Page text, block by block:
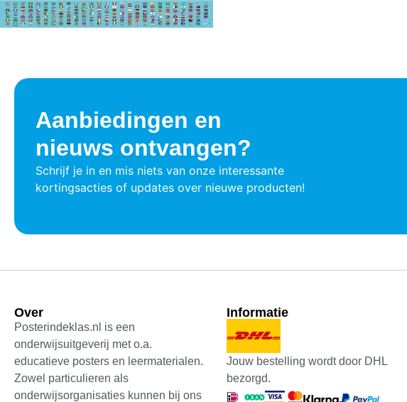
Aanbiedingen en
nieuws ontvangen?
Schrijf je in en mis niets van onze interessante
kortingsacties of updates over nieuwe producten!
Over
Posterindeklas.nl is een
onderwijsuitgeverij met o.a.
educatieve posters en leermaterialen.
Zowel particulieren als
onderwijsorganisaties kunnen bij ons
Informatie
Jouw bestelling wordt door DHL
bezorgd.